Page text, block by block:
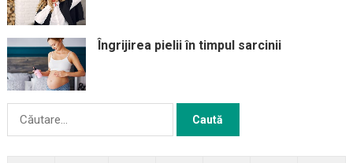
Îngrijirea pielii în timpul sarcinii
Caută